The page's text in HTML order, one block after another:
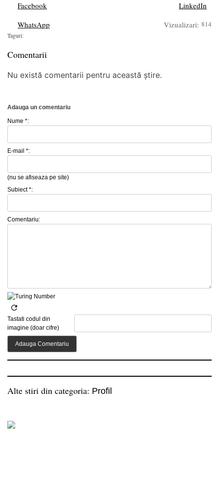
Facebook
LinkedIn
WhatsApp
Vizualizari: 814
Taguri:
Comentarii
Nu există comentarii pentru această știre.
Adauga un comentariu
Nume *:
E-mail *:
(nu se afiseaza pe site)
Subiect *:
Comentariu:
Tastati codul din
imagine (doar cifre)
Alte stiri din categoria: Profil